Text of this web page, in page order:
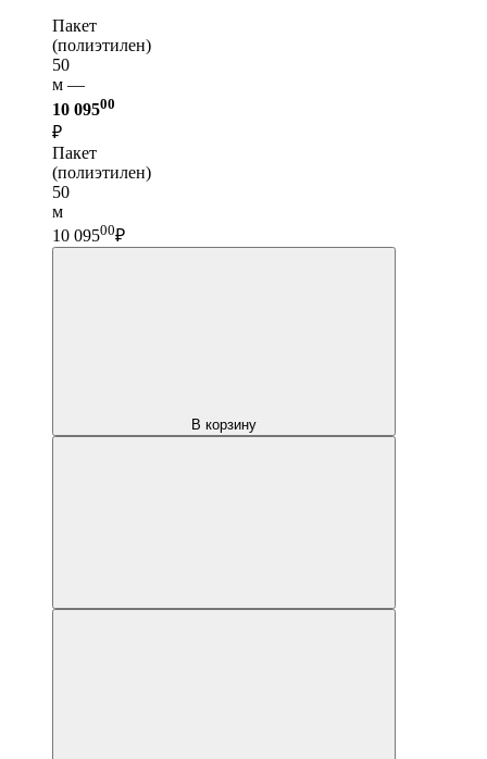
Пакет
(полиэтилен)
50
м —
10 09500
₽
Пакет
(полиэтилен)
50
м
10 09500₽
В корзину